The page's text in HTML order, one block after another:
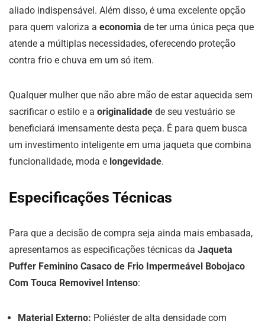
aliado indispensável. Além disso, é uma excelente opção
para quem valoriza a economia de ter uma única peça que
atende a múltiplas necessidades, oferecendo proteção
contra frio e chuva em um só item.
Qualquer mulher que não abre mão de estar aquecida sem
sacrificar o estilo e a originalidade de seu vestuário se
beneficiará imensamente desta peça. É para quem busca
um investimento inteligente em uma jaqueta que combina
funcionalidade, moda e longevidade.
Especificações Técnicas
Para que a decisão de compra seja ainda mais embasada,
apresentamos as especificações técnicas da Jaqueta
Puffer Feminino Casaco de Frio Impermeável Bobojaco
Com Touca Removivel Intenso:
Material Externo: Poliéster de alta densidade com